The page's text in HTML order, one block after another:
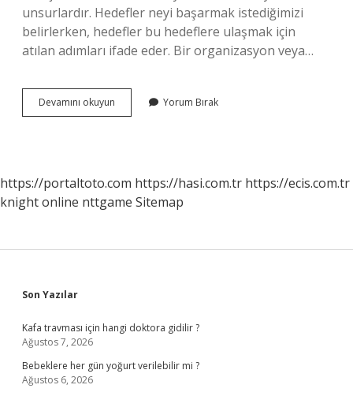
unsurlardır. Hedefler neyi başarmak istediğimizi
belirlerken, hedefler bu hedeflere ulaşmak için
atılan adımları ifade eder. Bir organizasyon veya…
Devamını okuyun
Ve
Yorum Bırak
https://portaltoto.com https://hasi.com.tr https://ecis.com.tr
knight online nttgame Sitemap
Sidebar
Son Yazılar
Kafa travması için hangi doktora gidilir ?
Ağustos 7, 2026
Bebeklere her gün yoğurt verilebilir mi ?
Ağustos 6, 2026